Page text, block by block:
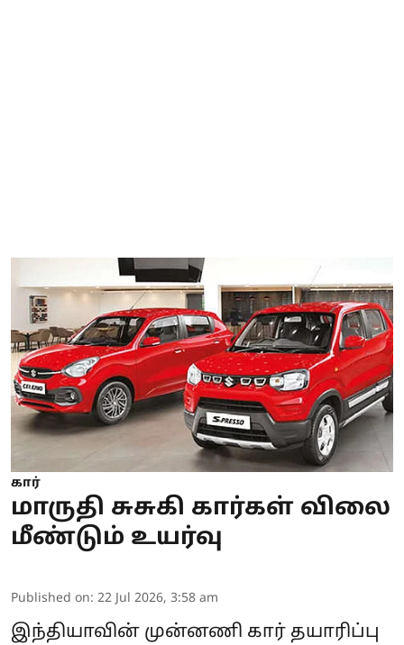
கார்
மாருதி சுசுகி கார்கள் விலை
மீண்டும் உயர்வு
Published on: 22 Jul 2026, 3:58 am
இந்தியாவின் முன்னணி கார் தயாரிப்பு